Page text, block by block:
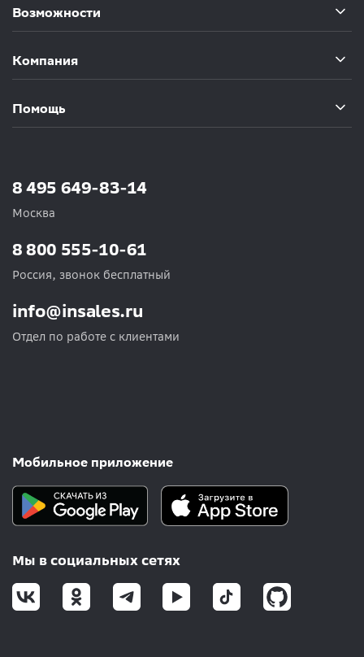
Возможности
Компания
Помощь
8 495 649-83-14
Москва
info@insales.ru
Отдел по работе с клиентами
8 800 555-10-61
Россия, звонок бесплатный
Мобильное приложение
Мы в социальных сетях